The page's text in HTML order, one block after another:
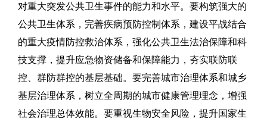
对重大突发公共卫生事件的能力和水平。要构筑强大的
公共卫生体系，完善疾病预防控制体系，建设平战结合
的重大疫情防控救治体系，强化公共卫生法治保障和科
技支撑，提升应急物资储备和保障能力，夯实联防联
控、群防群控的基层基础。要完善城市治理体系和城乡
基层治理体系，树立全周期的城市健康管理理念，增强
社会治理总体效能。要重视生物安全风险，提升国家生